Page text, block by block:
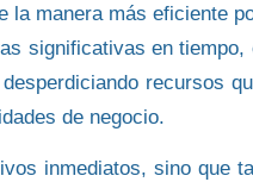
la manera más eficiente
significativas entiempo,
recursos
de negocio.
inmediatos, sino que